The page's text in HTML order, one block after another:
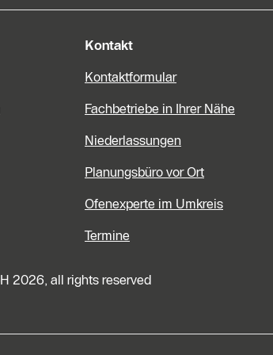
Kontakt
Kontaktformular
Fachbetriebe in Ihrer Nähe
Niederlassungen
Planungsbüro vor Ort
Ofenexperte im Umkreis
Termine
2026, all rights reserved